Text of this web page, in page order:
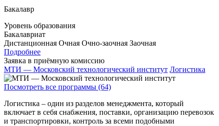
Бакалавр
Уровень образования
Бакалавриат
Дистанционная Очная Очно-заочная Заочная
Подробнее
Заявка в приёмную комиссию
МТИ — Московский технологический институт Логистика
Посмотреть все программы (64)
Логистика – один из разделов менеджмента, который
включает в себя снабжения, поставки, организацию перевозок
и транспортировки, контроль за всеми подобными